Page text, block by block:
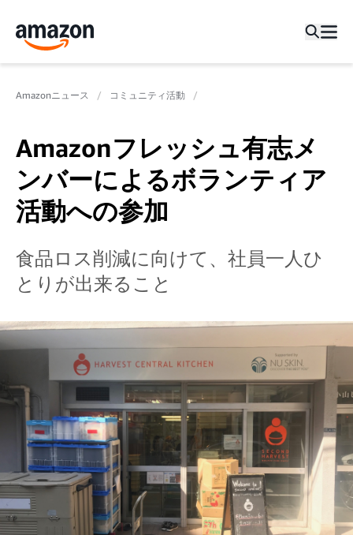
Amazonニュース コミュニティ活動
Amazonフレッシュ有志メ
ンバーによるボランティア
活動への参加
食品ロス削減に向けて、社員一人ひ
とりが出来ること